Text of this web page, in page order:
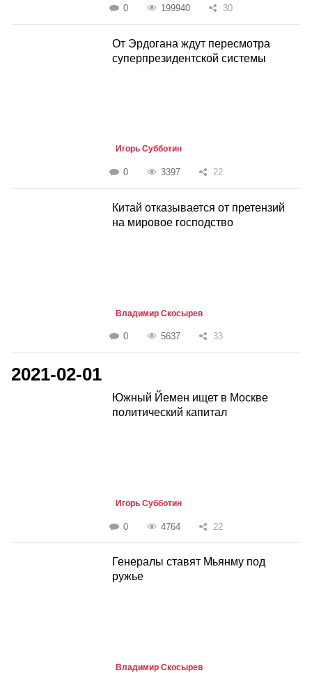
0 199940 30
От Эрдогана ждут пересмотра
суперпрезидентской системы
Игорь Субботин
0 3397 22
Китай отказывается от претензий
на мировое господство
Владимир Скосырев
0 5637 33
2021-02-01
Южный Йемен ищет в Москве
политический капитал
Игорь Субботин
0 4764 22
Генералы ставят Мьянму под
ружье
Владимир Скосырев